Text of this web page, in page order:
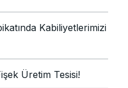
Kabiliyetlerimizi
Üretim Tesisi!